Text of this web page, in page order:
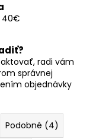
40€
radi vám
správnej
objednávky
Podobné (4)